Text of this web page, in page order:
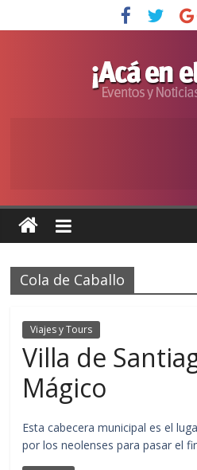
Cola de Caballo
Viajes y Tours
Villa de
Mágico
Esta cabecera municipal es el
por los neolenses para pasar el